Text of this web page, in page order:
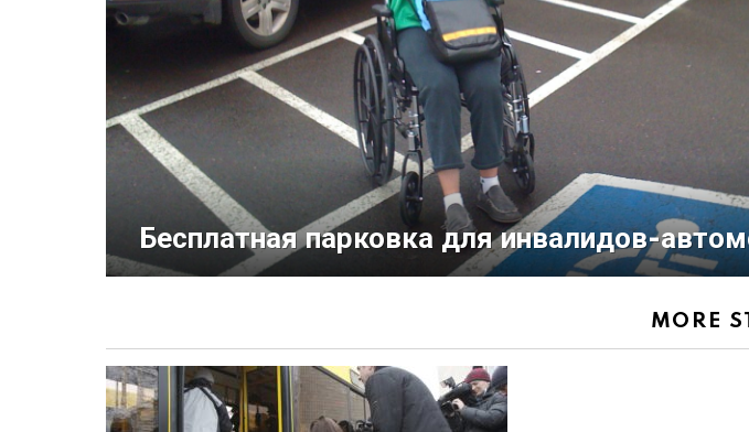
Бесплатная парковка для инвалидов-
MORE